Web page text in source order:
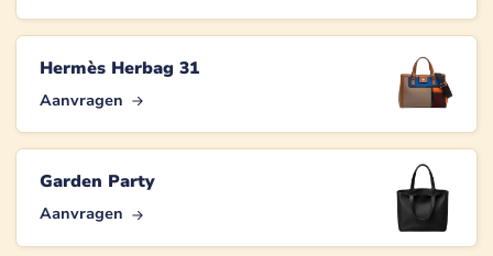
Hermès Herbag 31
Aanvragen
Garden Party
Aanvragen